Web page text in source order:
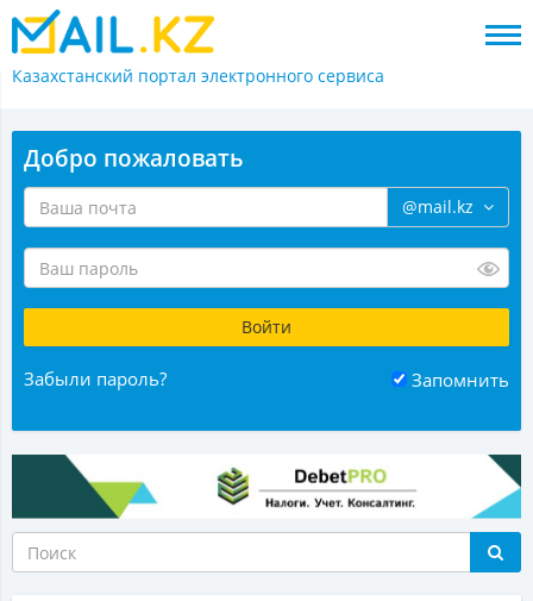
Казахстанский портал электронного сервиса
Добро пожаловать
@mail.kz
Забыли пароль? Запомнить